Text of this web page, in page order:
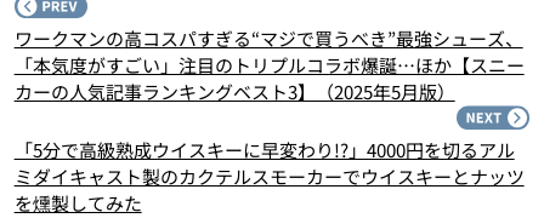
ワークマンの高コスパすぎる“マジで買うべき”最強シューズ、
「本気度がすごい」注目のトリプルコラボ爆誕…ほか【スニー
カーの人気記事ランキングベスト3】（2025年5月版）
「5分で高級熟成ウイスキーに早変わり!?」4000円を切るアル
ミダイキャスト製のカクテルスモーカーでウイスキーとナッツ
を燻製してみた